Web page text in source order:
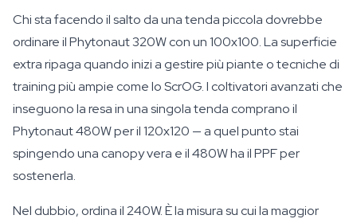
Chi sta facendo il salto da una tenda piccola dovrebbe
ordinare il Phytonaut 320W con un 100x100. La superficie
extra ripaga quando inizi a gestire più piante o tecniche di
training più ampie come lo ScrOG. I coltivatori avanzati che
inseguono la resa in una singola tenda comprano il
Phytonaut 480W per il 120x120 — a quel punto stai
spingendo una canopy vera e il 480W ha il PPF per
sostenerla.
Nel dubbio, ordina il 240W. È la misura su cui la maggior